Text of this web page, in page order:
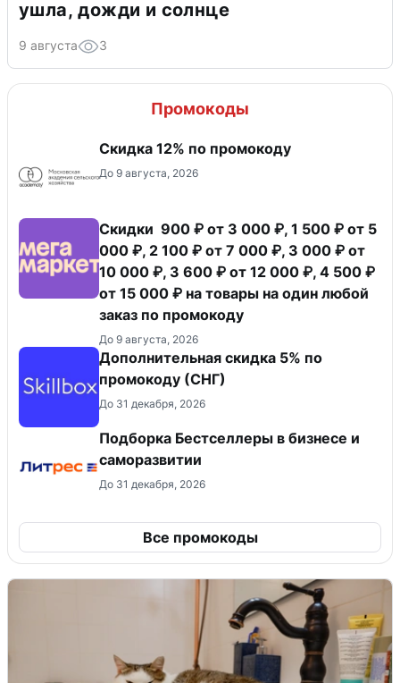
ушла, дожди и солнце
9 августа 3
Промокоды
Скидка 12% по промокоду
До 9 августа, 2026
Скидки 900 ₽ от 3 000 ₽, 1 500 ₽ от 5
000 ₽, 2 100 ₽ от 7 000 ₽, 3 000 ₽ от
10 000 ₽, 3 600 ₽ от 12 000 ₽, 4 500 ₽
от 15 000 ₽ на товары на один любой
заказ по промокоду
До 9 августа, 2026
Дополнительная скидка 5% по
промокоду (СНГ)
До 31 декабря, 2026
Подборка Бестселлеры в бизнесе и
саморазвитии
До 31 декабря, 2026
Все промокоды